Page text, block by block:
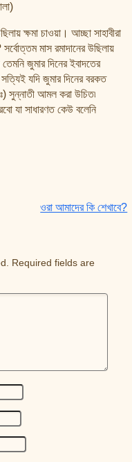
ক্ষমা চাওয়া। আচ্ছা সাহাবীরা
মাস রমাদানের উছিলায়
জুমার দিনের ইবাদতের
যদি জুমার দিনের বরকত
সুন্নাতী আমল করা উচিত৷
যা সাধারণত কেউ বলেনি
ওরা আমাদের কি শেখাবে?
Required fields are